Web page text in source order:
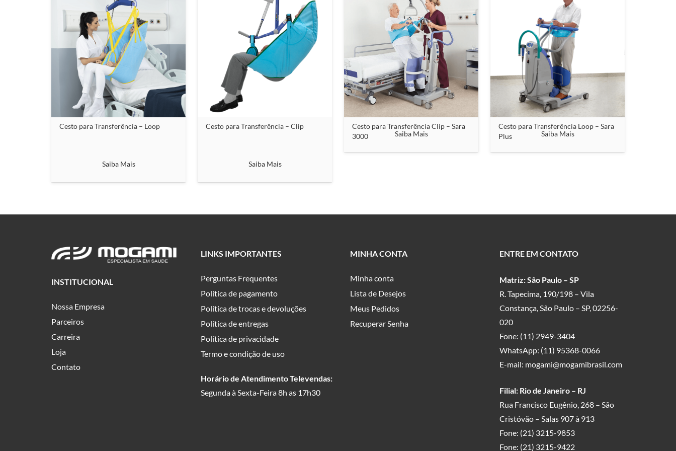
Cesto para Transferência – Loop
Saiba Mais
Cesto para Transferência – Clip
Saiba Mais
Cesto para Transferência Clip – Sara
3000
Saiba Mais
Cesto para Transferência Loop – Sara
Plus
Saiba Mais
INSTITUCIONAL
Nossa Empresa
Parceiros
Carreira
Loja
Contato
LINKS IMPORTANTES
Perguntas Frequentes
Política de pagamento
Política de trocas e devoluções
Política de entregas
Política de privacidade
Termo e condição de uso
MINHA CONTA
Minha conta
Lista de Desejos
Meus Pedidos
Recuperar Senha
Horário de Atendimento Televendas:
Segunda à Sexta-Feira 8h as 17h30
ENTRE EM CONTATO
Matriz: São Paulo – SP
R. Tapecima, 190/198 – Vila
Constança, São Paulo – SP, 02256-
020
Fone: (11) 2949-3404
WhatsApp: (11) 95368-0066
E-mail: mogami@mogamibrasil.com
Filial: Rio de Janeiro – RJ
Rua Francisco Eugênio, 268 – São
Cristóvão – Salas 907 à 913
Fone: (21) 3215-9853
Fone: (21) 3215-9422